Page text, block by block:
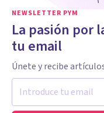
NEWSLETTER PYM
La pasión por
tu email
Únete y recibe